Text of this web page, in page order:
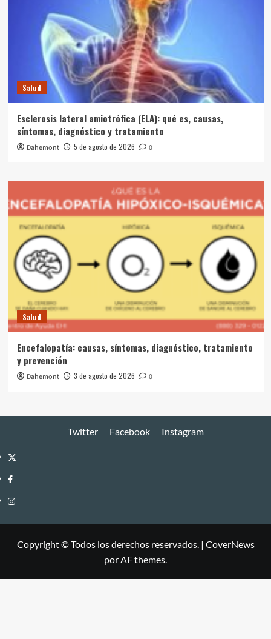
Salud
Esclerosis lateral amiotrófica (ELA): qué es, causas,
síntomas, diagnóstico y tratamiento
Dahemont 5 de agosto de 2026 0
Salud
Encefalopatía: causas, síntomas, diagnóstico, tratamiento
y prevención
Dahemont 3 de agosto de 2026 0
Twitter Facebook Instagram
Twitter
Facebook
Instagram
Copyright © Todos los derechos reservados. | CoverNews
por AF themes.